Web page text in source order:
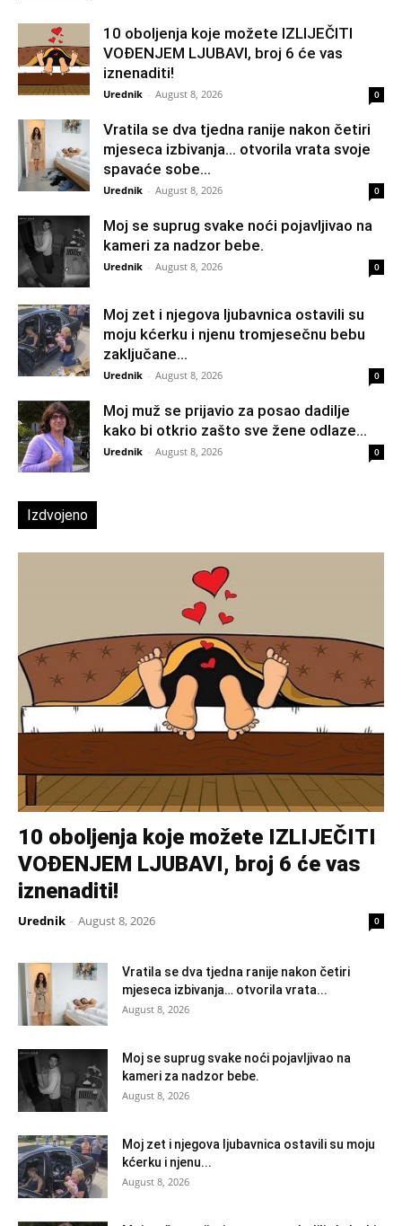
10 oboljenja koje možete IZLIJEČITI
VOĐENJEM LJUBAVI, broj 6 će vas
iznenaditi!
Urednik - August 8, 2026 0
Vratila se dva tjedna ranije nakon četiri
mjeseca izbivanja… otvorila vrata svoje
spavaće sobe...
Urednik - August 8, 2026 0
Moj se suprug svake noći pojavljivao na
kameri za nadzor bebe.
Urednik - August 8, 2026 0
Moj zet i njegova ljubavnica ostavili su
moju kćerku i njenu tromjesečnu bebu
zaključane...
Urednik - August 8, 2026 0
Moj muž se prijavio za posao dadilje
kako bi otkrio zašto sve žene odlaze...
Urednik - August 8, 2026 0
Izdvojeno
10 oboljenja koje možete IZLIJEČITI
VOĐENJEM LJUBAVI, broj 6 će vas
iznenaditi!
Urednik - August 8, 2026 0
Vratila se dva tjedna ranije nakon četiri
mjeseca izbivanja… otvorila vrata...
August 8, 2026
Moj se suprug svake noći pojavljivao na
kameri za nadzor bebe.
August 8, 2026
Moj zet i njegova ljubavnica ostavili su moju
kćerku i njenu...
August 8, 2026